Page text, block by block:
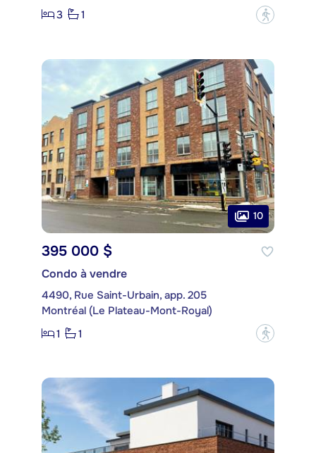
3
1 ?
10
395 000 $
Condo à vendre
4490, Rue Saint-Urbain, app. 205
Montréal (Le Plateau-Mont-Royal)
1
1 ?